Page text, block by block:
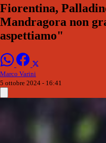
Fiorentina,
Mandragora non
aspettiamo"
Marco Varini
5 ottobre 2024 - 16:41